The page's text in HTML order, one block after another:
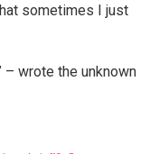
sometimes I just
– wrote the unknown